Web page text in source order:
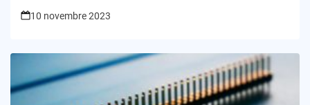
10 novembre 2023